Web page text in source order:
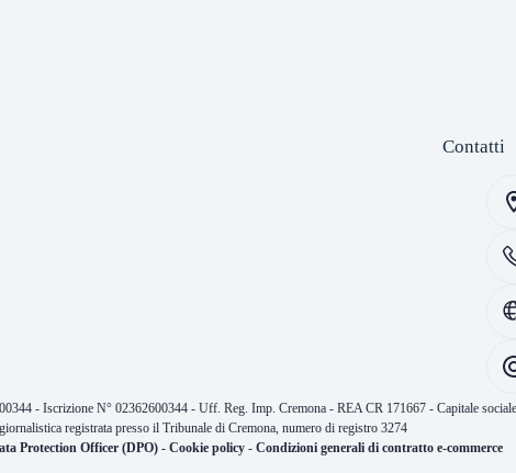
Contatti
- Iscrizione N° 02362600344 - Uff. Reg. Imp. Cremona - REA CR 171667 - Capitale
registrata presso il Tribunale di Cremona, numero di registro 3274
Protection Officer (DPO) -Cookie policy -Condizioni generali di contratto e-commerce